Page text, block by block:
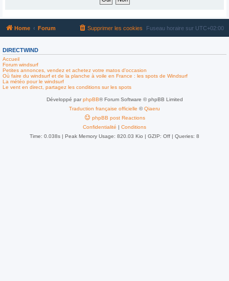
Home Forum Fuseau horaire sur UTC+02:00
Supprimer les cookies
DIRECTWIND
Accueil
Forum windsurf
Petites annonces, vendez et achetez votre matos d'occasion
Où faire du windsurf et de la planche à voile en France : les spots de Windsurf
La météo pour le windsurf
Le vent en direct, partagez les conditions sur les spots
Développé parphpBB® Forum Software © phpBB Limited
Traduction française officielle ©Qiaeru
phpBB post Reactions
Confidentialité | Conditions
Time: 0.038s | Peak Memory Usage: 820.03 Kio | GZIP: Off | Queries: 8